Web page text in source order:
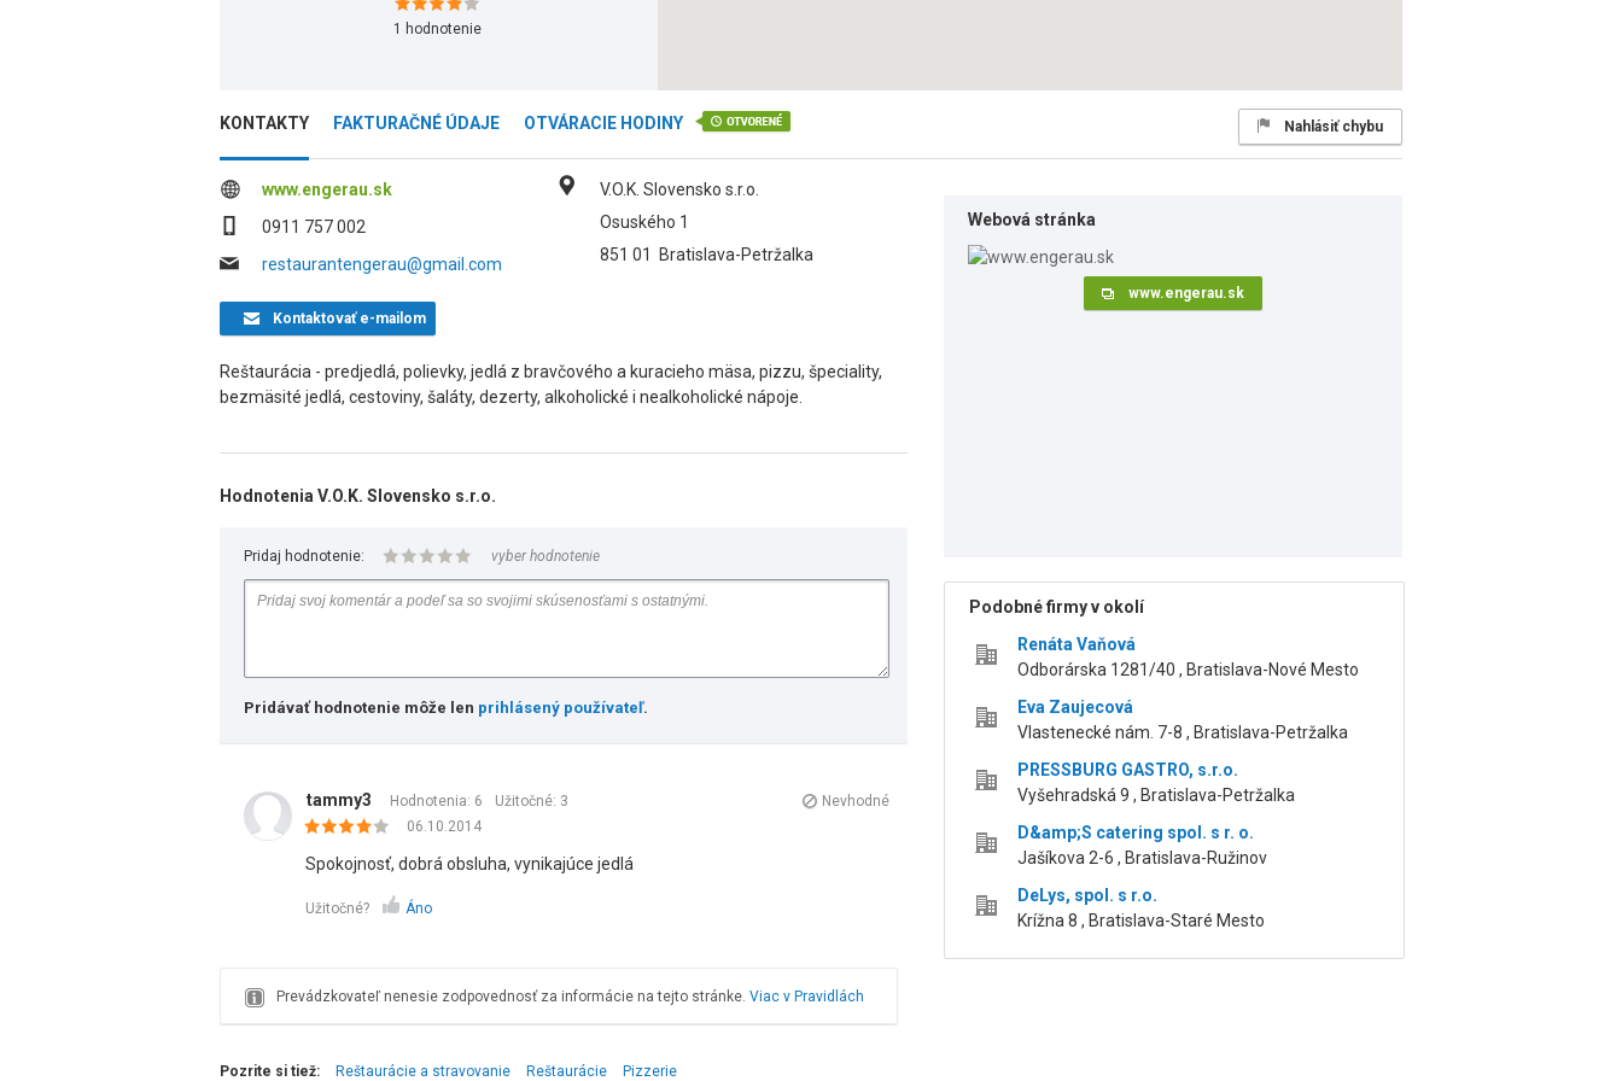
1 hodnotenie
KONTAKTY FAKTURAČNÉ ÚDAJE OTVÁRACIE HODINY Nahlásiť chybu
www.engerau.sk
0911 757 002
restaurantengerau@gmail.com
V.O.K. Slovensko s.r.o.
Osuského 1
851 01
Bratislava-Petržalka
Kontaktovaťe-mailom
Reštaurácia - predjedlá, polievky, jedlá z bravčového a kuracieho mäsa, pizzu, špeciality,
bezmäsité jedlá, cestoviny, šaláty, dezerty, alkoholické i nealkoholické nápoje.
Hodnotenia V.O.K. Slovensko s.r.o.
Pridaj hodnotenie: vyber hodnotenie
Pridávať hodnotenie môže len prihlásený používateľ.
tammy3 Hodnotenia: 6 Užitočné: 3
Nevhodné
06.10.2014
Spokojnosť, dobrá obsluha, vynikajúce jedlá
Užitočné? Áno
Prevádzkovateľ nenesie zodpovednosť za informácie na tejto stránke. Viac v Pravidlách
Webová stránka
www.engerau.sk
Podobné firmy v okolí
Renáta Vaňová
Odborárska 1281/40 , Bratislava-Nové Mesto
Eva Zaujecová
Vlastenecké nám. 7-8 , Bratislava-Petržalka
PRESSBURG GASTRO, s.r.o.
Vyšehradská 9 , Bratislava-Petržalka
D&amp;S catering spol. s r. o.
Jašíkova 2-6 , Bratislava-Ružinov
DeLys, spol. s r.o.
Krížna 8 , Bratislava-Staré Mesto
Pozrite si tiež: Reštaurácie a stravovanie Reštaurácie Pizzerie